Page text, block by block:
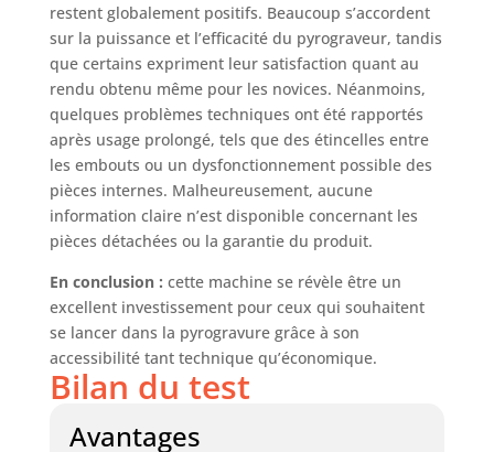
pince; supports
stables sécurisent
les stylos et
éponges haute
température
facilitent le
nettoyage rapide
pour des résultats
durables
restent globalement positifs. Beaucoup s’accordent
sur la puissance et l’efficacité du pyrograveur, tandis
que certains expriment leur satisfaction quant au
rendu obtenu même pour les novices. Néanmoins,
quelques problèmes techniques ont été rapportés
après usage prolongé, tels que des étincelles entre
les embouts ou un dysfonctionnement possible des
pièces internes. Malheureusement, aucune
information claire n’est disponible concernant les
pièces détachées ou la garantie du produit.
En conclusion : cette machine se révèle être un
excellent investissement pour ceux qui souhaitent
se lancer dans la pyrogravure grâce à son
accessibilité tant technique qu’économique.
Bilan du test
Avantages